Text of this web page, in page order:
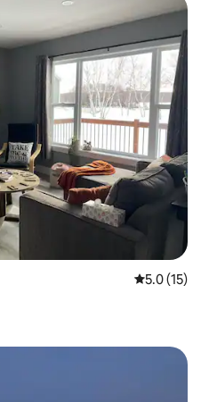
Penarafan
5.0 (15)